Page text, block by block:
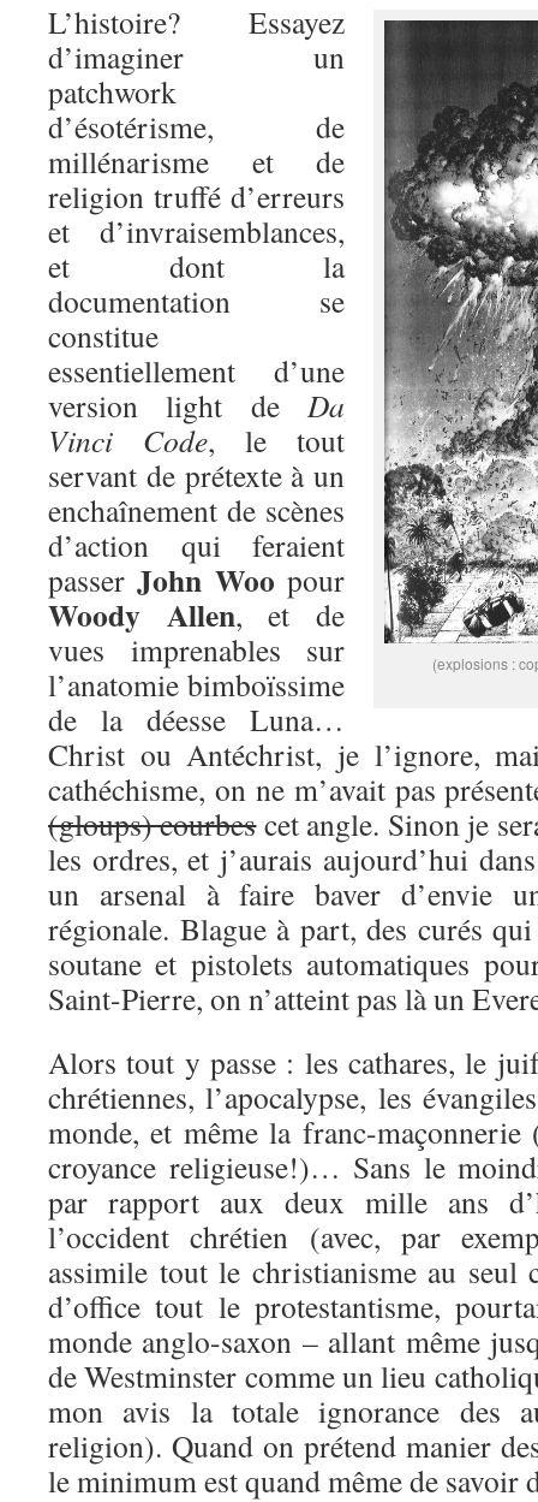
(explosions :
L’histoire? Essayez
d’imaginer un
patchwork
d’ésotérisme, de
millénarisme et de
religion truffé d’erreurs
et d’invraisemblances,
et dont la
documentation se
constitue
essentiellement d’une
version light de Da
Vinci Code, le tout
servant de prétexte à un
enchaînement de scènes
d’action qui feraient
passerJohn Woo pour
Woody Allen, et de
vues imprenables sur
l’anatomie bimboïssime
de la déesse Luna…
Christ ou Antéchrist, je l’ignore,
cathéchisme, on ne m’avait pas
(gloups) courbescet angle. Sinon je
les ordres, et j’aurais aujourd’hui
un arsenal à faire baver d’envie
régionale. Blague à part, des curés
soutane et pistolets automatiques
Saint-Pierre, on n’atteint pas là un
Alors tout y passe : les cathares, le
chrétiennes, l’apocalypse, les
monde, et même la franc-
croyance religieuse!)… Sans le
par rapport aux deux mille ans
l’occident chrétien (avec, par
assimile tout le christianisme au seul
d’office tout le protestantisme,
monde anglo-saxon – allant même
de Westminster comme un lieu
mon avis la totale ignorance des
religion). Quand on prétend manier
le minimum est quand même de savoir